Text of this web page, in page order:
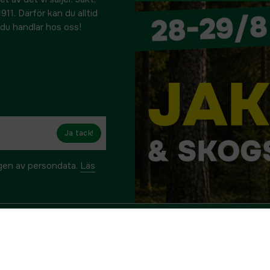
Därför kan du alltid
handlar hos oss!
Ja tack!
av persondata. Läs